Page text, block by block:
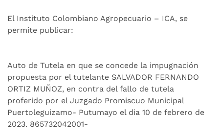
El Instituto Colombiano Agropecuario – ICA, se
permite publicar:
Auto de Tutela en que se concede la impugnación
propuesta por el tutelante SALVADOR FERNANDO
ORTIZ MUÑOZ, en contra del fallo de tutela
proferido por el Juzgado Promiscuo Municipal
Puertoleguizamo- Putumayo el dia 10 de febrero de
2023. 865732042001-